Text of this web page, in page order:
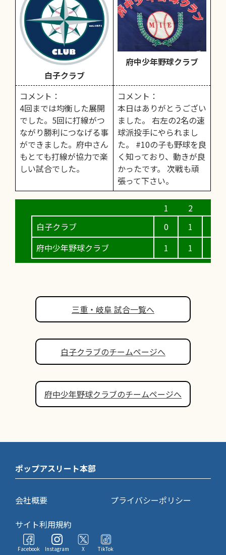
白子クラブ
府中少年野球クラブ
コメント：
4回までは均衡した展開
でした。5回に打線がつ
ながり勝利につなげる事
ができました。府中さん
もとても打線が協力で楽
しい試合でした。
コメント：
本日はありがとうござい
ました。 右左の2名の速
球派投手にやられまし
た。 #10の子も野球を良
く知っており、動きが良
かったです。 次戦も頑
張って下さい。
白子クラブ
府中少年野球クラブ
0
1
1
1
三重・岐阜 試合一覧へ
白子クラブのチームページへ
府中少年野球クラブのチームページへ
ポップアスリート本部
会社概要
プライバシーポリシー
サイト利用規約
Facebook Instagram X TikTok